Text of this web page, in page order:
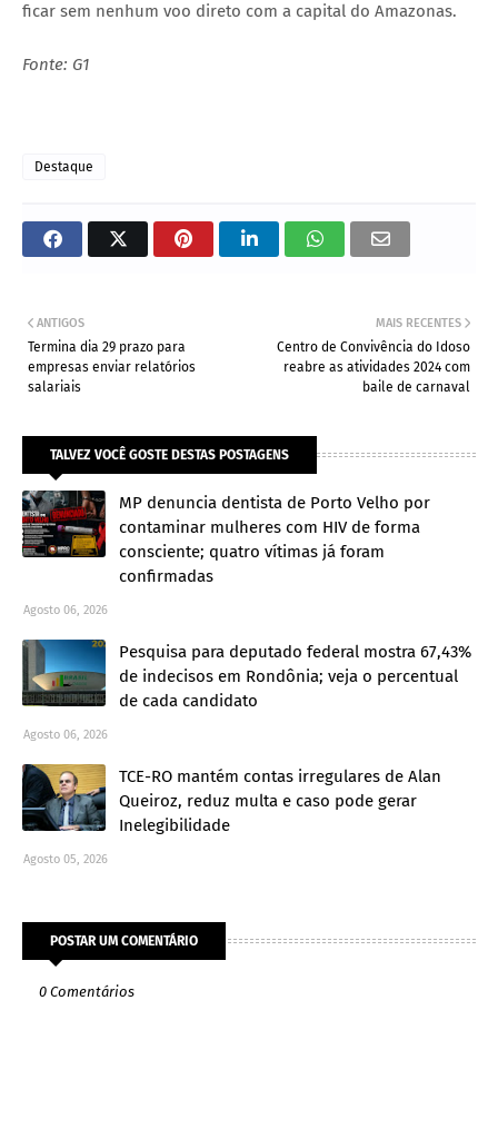
ficar sem nenhum voo direto com a capital do Amazonas.
Fonte: G1
Destaque
MAIS RECENTES
Centro de Convivência do Idoso
reabre as atividades 2024 com
baile de carnaval
ANTIGOS
Termina dia 29 prazo para
empresas enviar relatórios
salariais
TALVEZ VOCÊ GOSTE DESTAS POSTAGENS
MP denuncia dentista de Porto Velho por
contaminar mulheres com HIV de forma
consciente; quatro vítimas já foram
confirmadas
Agosto 06, 2026
Pesquisa para deputado federal mostra 67,43%
de indecisos em Rondônia; veja o percentual
de cada candidato
Agosto 06, 2026
TCE-RO mantém contas irregulares de Alan
Queiroz, reduz multa e caso pode gerar
Inelegibilidade
Agosto 05, 2026
POSTAR UM COMENTÁRIO
0 Comentários